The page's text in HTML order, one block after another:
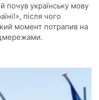
почув українську мову
після чого
момент потрапив на